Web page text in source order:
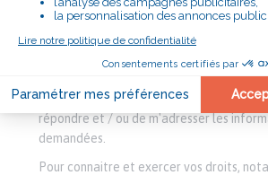
*informations requises
En soumettant ce formulaire, j'accepte
Catholique exploite les informations que
répondre et / ou de m'adresser les
demandées.
Pour connaitre et exercer vos droits,